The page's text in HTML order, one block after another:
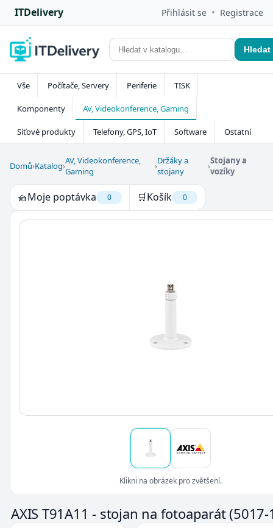
ITDelivery Přihlásit se • Registrace
Hledat
Vše Počítače, Servery Periferie TISK
Komponenty AV, Videokonference, Gaming
Síťové produkty Telefony, GPS, IoT Software Ostatní
Domů›Katalog›AV, Videokonference,
Gaming
›Držáky a
stojany
›Stojany a
vozíky
🧺Moje poptávka 0 🛒Košík 0
Klikni na obrázek pro zvětšení.
AXIS T91A11 - stojan na fotoaparát(5017-